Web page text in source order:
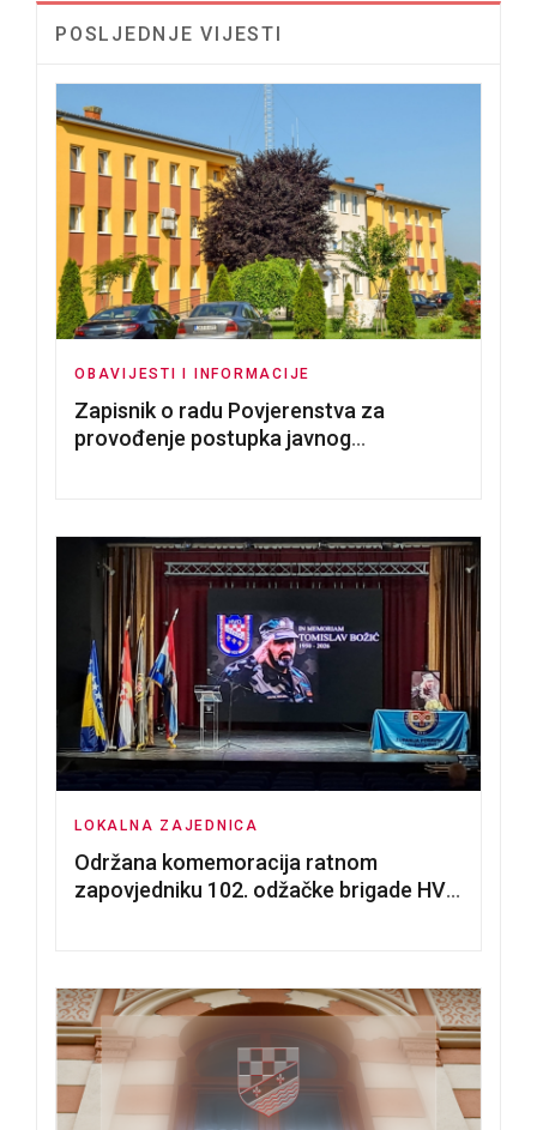
POSLJEDNJE VIJESTI
OBAVIJESTI I INFORMACIJE
Zapisnik o radu Povjerenstva za
provođenje postupka javnog
LOKALNA ZAJEDNICA
Održana komemoracija ratnom
zapovjedniku 102. odžačke brigade HVO